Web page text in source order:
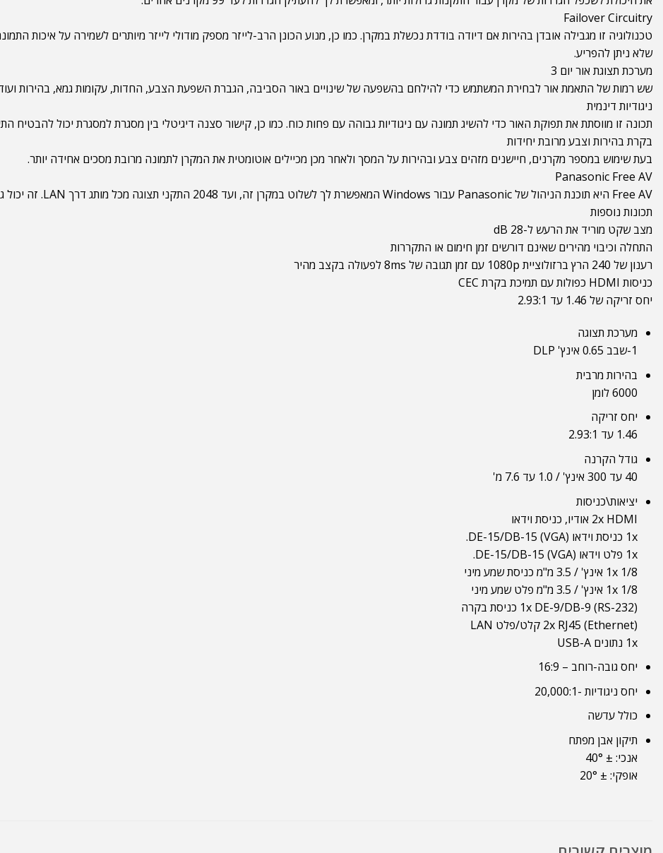
Failover Circuitry
טכנולוגיה זו מגבילה אובדן בהירות אם דיודה בודדת נכשלת במקרן. כמו כן, מנוע הכונן הרב-לייזר מספק מודולי לייזר מיותרים לשמירה על איכות
שלא ניתן להפריע.
מערכת תצוגת אור יום 3
שש רמות של התאמת אור לבחירת המשתמש כדי להילחם בהשפעה של שינויים באור הסביבה, הגברת השפעת הצבע, החדות, עקומות גמא, בהירות
ניגודיות דינמית
תכונה זו מווסתת את תפוקת האור כדי להשיג תמונה עם ניגודיות גבוהה עם פחות כוח. כמו כן, קישור סצנה דיגיטלי בין מסגרת למסגרת יכול להבטיח
בקרת בהירות וצבע מרובת יחידות
בעת שימוש במספר מקרנים, חיישנים מזהים צבע ובהירות על המסך ולאחר מכן מכיילים אוטומטית את המקרן לתמונה מרובת מסכים אחידה יותר.
Panasonic Free AV
Free AV היא תוכנת הניהול של Panasonic עבור Windows המאפשרת לך לשלוט במקרן זה, ועד 2048 התקני תצוגה מכל מותג דרך LAN. זה יכול גם לספק תזכורות תחזוקה, התראות ועוד.
תכונות נוספות
מצב שקט מוריד את הרעש ל-28 dB
התחלה וכיבוי מהירים שאינם דורשים זמן חימום או התקררות
רענון של 240 הרץ ברזולוציית 1080p עם זמן תגובה של 8ms לפעולה בקצב מהיר
כניסות HDMI כפולות עם תמיכת בקרת CEC
יחס זריקה של 1.46 עד 2.93:1
מערכת תצוגה
1-שבב 0.65 אינץ' DLP
בהירות מרבית
6000 לומן
יחס זריקה
1.46 עד 2.93:1
גודל הקרנה
40 עד 300 אינץ' / 1.0 עד 7.6 מ'
יציאות\כניסות
2x HDMI אודיו, כניסת וידאו
1x כניסת וידאו DE-15/DB-15 (VGA).
1x פלט וידאו DE-15/DB-15 (VGA).
1x 1/8 אינץ' / 3.5 מ"מ כניסת שמע מיני
1x 1/8 אינץ' / 3.5 מ"מ פלט שמע מיני
1x DE-9/DB-9 (RS-232) כניסת בקרה
2x RJ45 (Ethernet) קלט/פלט LAN
1x נתונים USB-A
יחס גובה-רוחב – 16:9
יחס ניגודיות -20,000:1
כולל עדשה
תיקון אבן מפתח
אנכי: ± 40°
אופקי: ± 20°